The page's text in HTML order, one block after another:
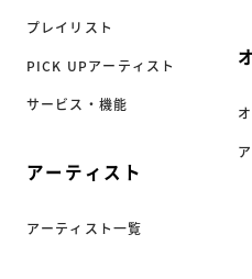
プレイリスト
PICK UPアーティスト
サービス・機能
アーティスト
アーティスト一覧